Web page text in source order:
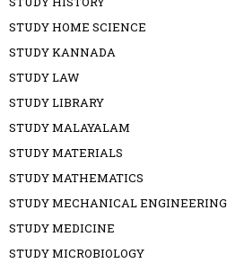
STUDY HOME SCIENCE
STUDY KANNADA
STUDY LAW
STUDY LIBRARY
STUDY MALAYALAM
STUDY MATERIALS
STUDY MATHEMATICS
STUDY MECHANICAL ENGINEERING
STUDY MEDICINE
STUDY MICROBIOLOGY